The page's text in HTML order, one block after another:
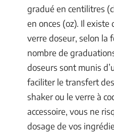
gradué en centilitres
en onces (oz). Il
verre doseur, selon la
nombre de
doseurs sont munis
faciliter le transfert
shaker ou le verre à
accessoire, vous ne
dosage de vos